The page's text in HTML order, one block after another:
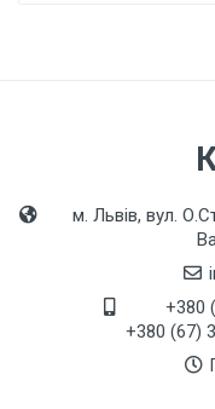
м. Львів, вул.
+380
+380 (67)